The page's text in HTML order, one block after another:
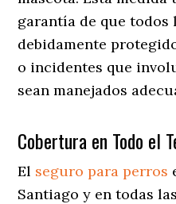
garantía de que todos
debidamente
o incidentes que
sean manejados
Cobertura en Todo el
El seguro para perros
Santiago y en todas